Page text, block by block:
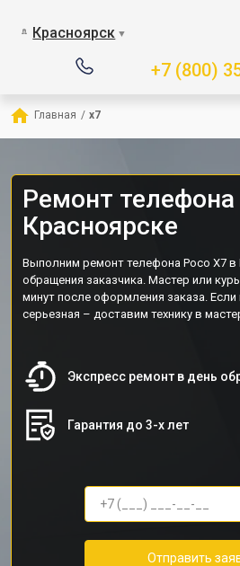
Красноярск ▼
+7 (800)
Главная / x7
Ремонт телефона
Красноярске
Выполним ремонт телефона Poco X7 в
обращения заказчика. Мастер или
минут после оформления заказа. Если
серьезная – доставим технику в
Экспресс ремонт в день
Гарантия до 3-х лет
Отправить